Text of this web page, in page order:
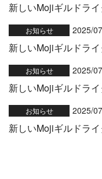
新しいMojiギルドラ
お知らせ 2025/
新しいMojiギルドラ
お知らせ 2025/
新しいMojiギルドラ
お知らせ 2025/
新しいMojiギルドラ